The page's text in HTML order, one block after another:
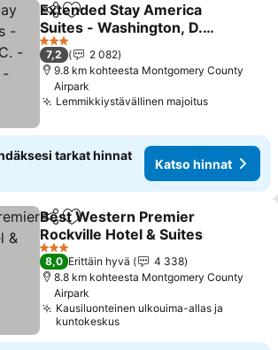
Jaa Lisää suosikkeihin
Extended Stay America
Suites - Washington, D.C.
- Germantown -
Milestone
Katso hinnat
3 Tähtiluokitus
7,2
2 082
9.8 km kohteesta Montgomery County
Airpark
Lemmikkiystävällinen majoitusKatso
tarkat hinnat
Katso hinnat
Jaa Lisää suosikkeihin
Best Western Premier
Rockville Hotel & Suites
Katso hinnat
3 Tähtiluokitus
8,0 Erittäin hyvä
4 338
8.8 km kohteesta Montgomery County
Airpark
Kausiluonteinen ulkouima-allas ja
kuntokeskus